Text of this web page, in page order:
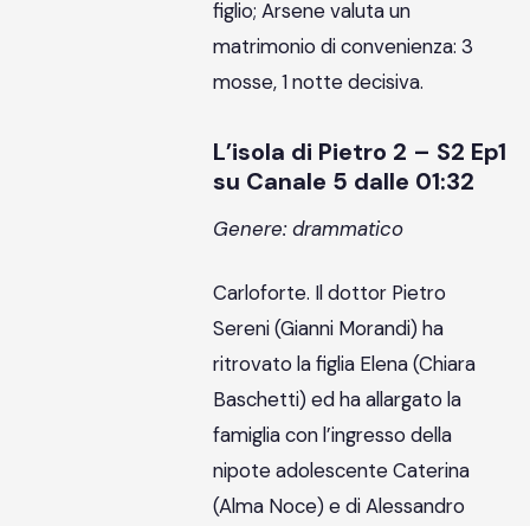
figlio; Arsene valuta un
matrimonio di convenienza: 3
mosse, 1 notte decisiva.
L’isola di Pietro 2 – S2 Ep1
su Canale 5 dalle 01:32
Genere: drammatico
Carloforte. Il dottor Pietro
Sereni (Gianni Morandi) ha
ritrovato la figlia Elena (Chiara
Baschetti) ed ha allargato la
famiglia con l’ingresso della
nipote adolescente Caterina
(Alma Noce) e di Alessandro